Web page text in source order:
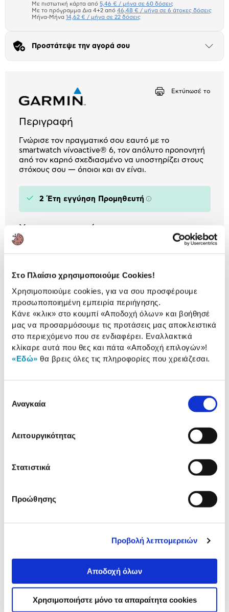
Στο Πλαίσιο χρησιμοποιούμε Cookies!
Χρησιμοποιούμε cookies, για να σου προσφέρουμε
προσωποποιημένη εμπειρία περιήγησης.
Κάνε «κλικ» στο κουμπί «Αποδοχή όλων» και βοήθησέ
μας να προσαρμόσουμε τις προτάσεις μας αποκλειστικά
στο περιεχόμενο που σε ενδιαφέρει. Εναλλακτικά
κλίκαρε αυτά που θες και πάτα «Αποδοχή επιλογών»!
«Εδώ» θα βρεις όλες τις πληροφορίες που χρειάζεσαι.
συγκατάθεσης
Αναγκαία
Λειτουργικότητας
Στατιστικά
Προώθησης
Προβολή λεπτομερειών
Αποδοχή όλων
Χρησιμοποιήστε μόνο τα απαραίτητα cookies
Πιστωτική κάρτα
Μήνα Μήνα
Με πιστωτική κάρτα από 5,46 € / μήνα σε 60 δόσεις
Με το πρόγραμμα Δια 4+2 από 46,48 € / μήνα σε 6 άτοκες δόσεις
Μήνα-Μήνα 14,62 € / μήνα σε 22 δόσεις
Προστάτεψε την αγορά σου
Άνοιξε
Εκτύπωσέ το
Περιγραφή
Γνώρισε τον πραγματικό σου εαυτό με το
smartwatch vívoactive® 6, τον απόλυτο προπονητή
από τον καρπό σχεδιασμένο να υποστηρίζει στους
στόχους σου — όποιοι και αν είναι.
2 Έτη εγγύηση Προμηθευτή Πληροφορίες
Χαρακτηριστικά
Αυτονομία Μπαταρίας:
Συμβατότητα
Λογισμικού:
iOS / Android
Waterproof (50 m)
Αναλυτική
παρουσίαση
Χαρακτηριστικά
Αξιολογήσεις
Αξιολογήσεις
Garmin Vivoactive 6 Black
Garmin Vivoactive 5 Slate